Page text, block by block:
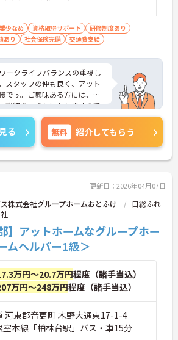
少なめ 資格取得サポート
研修制度あり
あり
社会保険完備 交通費支給
ークライフバランスの重視し
スタッフの仲も良く、アット
です。ご興味ある方には、面
詳細をお話しいたしますので
い。
る 無料 紹介してもらう
更新日：2026年04月07日
株式会社グループホームおとふけ
日総ふれ
】アットホームなグループホー
ムヘルパー1級＞
万円～20.7万円程度（諸手当込）
万円～248万円程度（諸手当込）
河東郡音更町 木野大通東17-1-4
室本線「柏林台駅」バス・車15分